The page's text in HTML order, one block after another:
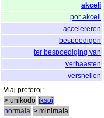
akceli
por akceli
accelereren
bespoedigen
ter bespoediging van
verhaasten
versnellen
Viaj preferoj:
> unikodo iksoj
normala > minimala